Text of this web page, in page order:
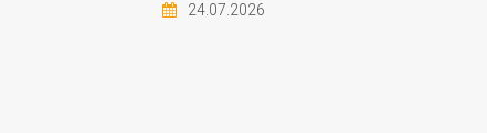
24.07.2026